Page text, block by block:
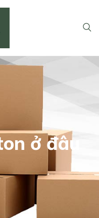
ở đâu